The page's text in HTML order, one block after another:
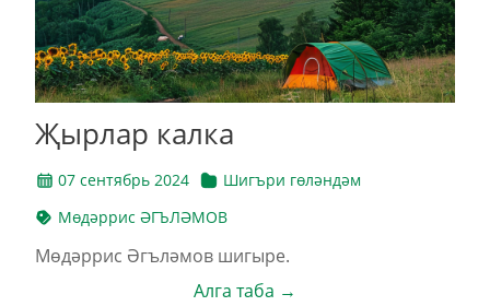
Җырлар калка
07 сентябрь 2024
Шигъри гөләндәм
Мөдәррис ӘГЪЛӘМОВ
Мөдәррис Әгъләмов шигыре.
Алга таба →